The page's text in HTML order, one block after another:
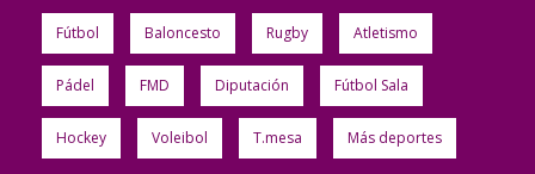
Fútbol Baloncesto Rugby Atletismo
Pádel FMD Diputación Fútbol Sala
Hockey Voleibol T.mesa Más deportes